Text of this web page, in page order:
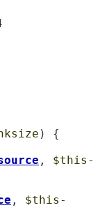
) {
, $this -
, $this -